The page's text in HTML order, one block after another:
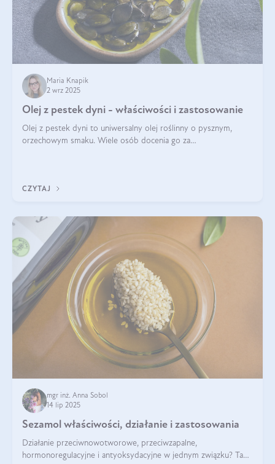
Maria Knapik
2 wrz 2025
Olej z pestek dyni - właściwości i zastosowanie
Olej z pestek dyni to uniwersalny olej roślinny o pysznym,
orzechowym smaku. Wiele osób docenia go za
CZYTAJ
mgr inż. Anna Sobol
14 lip 2025
Sezamol właściwości, działanie i zastosowania
Działanie przeciwnowotworowe, przeciwzapalne,
hormonoregulacyjne i antyoksydacyjne w jednym związku? Tak